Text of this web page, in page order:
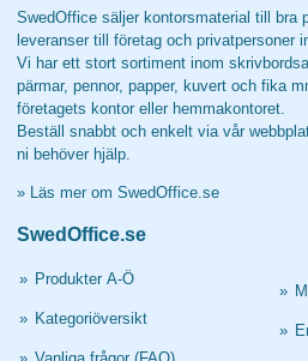
SwedOffice säljer kontorsmaterial till bra
leveranser till företag och privatpersoner
Vi har ett stort sortiment inom
pärmar, pennor, papper, kuvert och fika
företagets kontor eller hemmakontoret.
Beställ snabbt och enkelt via vår
ni behöver hjälp.
» Läs mer om SwedOffice.se
SwedOffice.se
» Produkter A-Ö
» Kategoriöversikt
»
»